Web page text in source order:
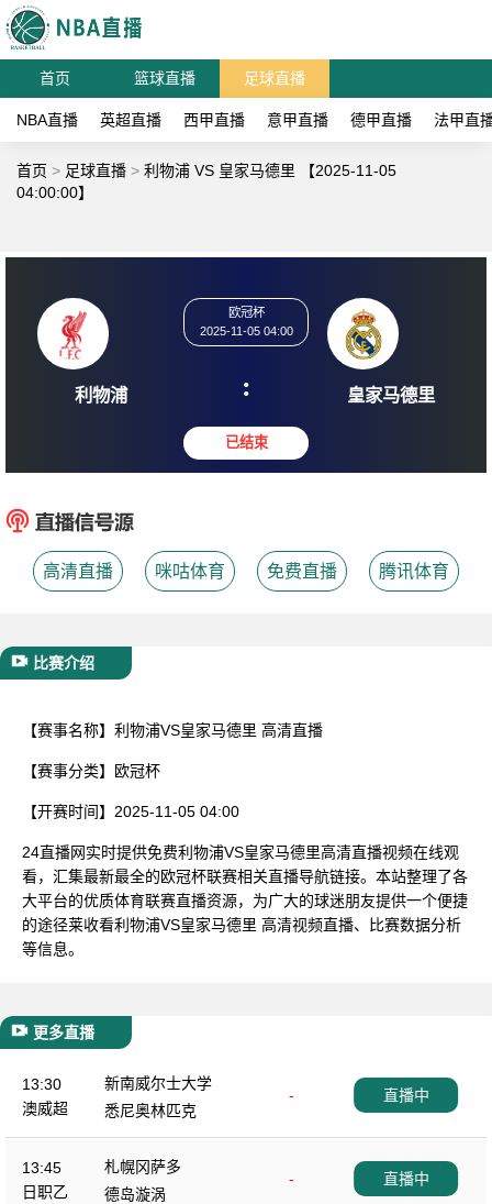
首页 篮球直播 足球直播
NBA直播 英超直播 西甲直播 意甲直播 德甲直播 法甲直
首页 > 足球直播 > 利物浦 VS 皇家马德里 【2025-11-05
04:00:00】
2025-11-05 04:00
:
高清直播 咪咕体育 免费直播 腾讯体育
比赛介绍
【赛事名称】 利物浦VS皇家马德里 高清直播
【赛事分类】 欧冠杯
【开赛时间】 2025-11-05 04:00
24直播网实时提供免费利物浦VS皇家马德里高清直播视频在线观
看，汇集最新最全的欧冠杯联赛相关直播导航链接。本站整理了各
大平台的优质体育联赛直播资源，为广大的球迷朋友提供一个便捷
的途径莱收看利物浦VS皇家马德里 高清视频直播、比赛数据分析
等信息。
更多直播
13:30
澳威超
新南威尔士大学
-
悉尼奥林匹克
直播中
13:45
日职乙
札幌冈萨多
-
德岛漩涡
直播中